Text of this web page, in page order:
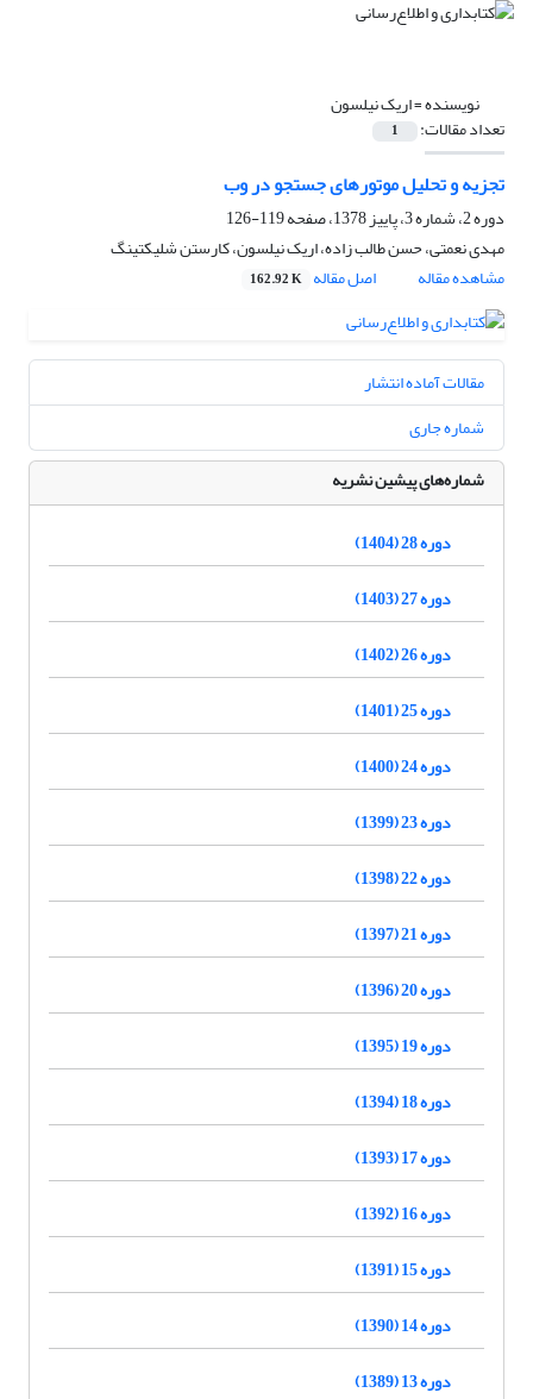
نویسنده =اریک نیلسون
تعداد مقالات: 1
تجزیه و تحلیل موتورهای جستجو در وب
دوره 2، شماره 3، پاییز 1378، صفحه
119-126
مهدی نعمتی، حسن طالب زاده، اریک نیلسون، کارستن شلیکتینگ
مشاهده مقاله
اصل مقاله 162.92 K
مقالات آماده انتشار
شماره جاری
شماره‌های پیشین نشریه
دوره 28 (1404)
دوره 27 (1403)
دوره 26 (1402)
دوره 25 (1401)
دوره 24 (1400)
دوره 23 (1399)
دوره 22 (1398)
دوره 21 (1397)
دوره 20 (1396)
دوره 19 (1395)
دوره 18 (1394)
دوره 17 (1393)
دوره 16 (1392)
دوره 15 (1391)
دوره 14 (1390)
دوره 13 (1389)